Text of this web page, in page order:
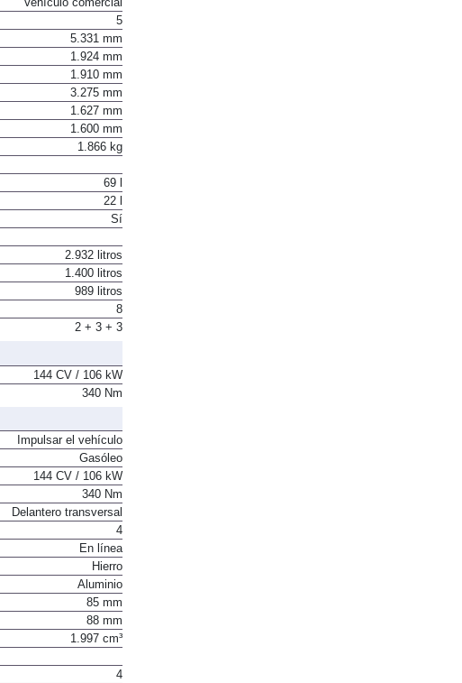
5
5.331 mm
1.924 mm
1.910 mm
3.275 mm
1.627 mm
1.600 mm
1.866 kg
69 l
22 l
Sí
2.932 litros
1.400 litros
989 litros
8
2 + 3 + 3
144 CV / 106 kW
340 Nm
Impulsar el vehículo
Gasóleo
144 CV / 106 kW
340 Nm
Delantero transversal
4
En línea
Hierro
Aluminio
85 mm
88 mm
1.997 cm³
4